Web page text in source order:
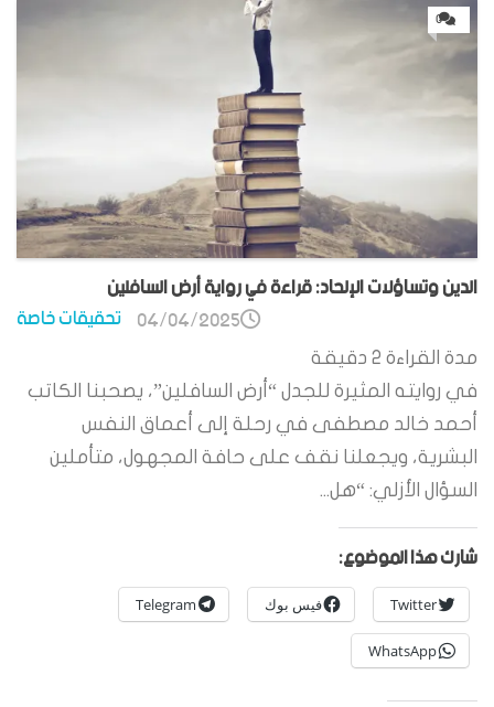
0
الدين وتساؤلات الإلحاد: قراءة في رواية أرض السافلين
تحقيقات خاصة 04/04/2025
مدة القراءة 2 دقيقة
في روايته المثيرة للجدل “أرض السافلين”، يصحبنا الكاتب
أحمد خالد مصطفى في رحلة إلى أعماق النفس
البشرية، ويجعلنا نقف على حافة المجهول، متأملين
السؤال الأزلي: “هل...
شارك هذا الموضوع:
Twitter فيس بوك Telegram
WhatsApp